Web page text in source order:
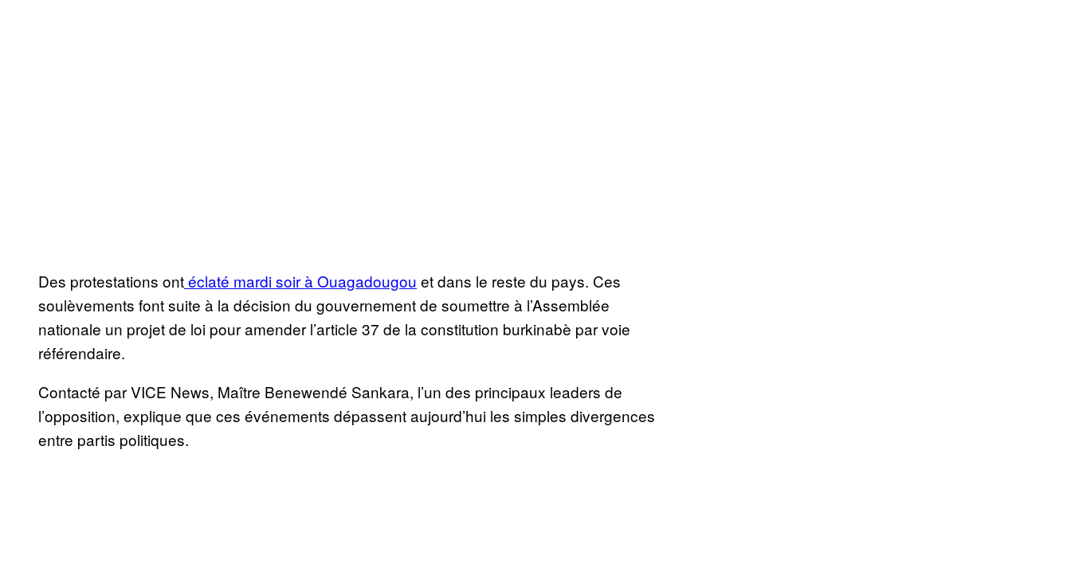
Des protestations ontéclaté mardi soir à Ouagadougou et dans le reste du pays. Ces
soulèvements font suite à la décision du gouvernement de soumettre à l’Assemblée
nationale un projet de loi pour amender l’article 37 de la constitution burkinabè par voie
référendaire.
Contacté par VICE News, Maître Benewendé Sankara, l’un des principaux leaders de
l’opposition, explique que ces événements dépassent aujourd’hui les simples divergences
entre partis politiques.